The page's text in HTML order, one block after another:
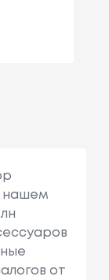
нашем
от